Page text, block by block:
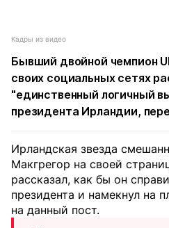
Кадры из видео
Бывший двойной чемпион
своих социальных сетях
"единственный логичный
президента Ирландии,
Ирландская звезда
Макгрегор на своей
рассказал, как бы он
президента и намекнул на
на данный пост.